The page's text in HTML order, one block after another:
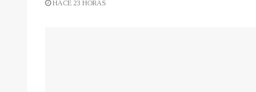
HACE 23 HORAS